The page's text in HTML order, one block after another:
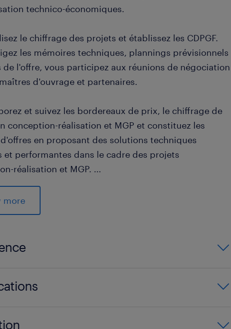
technico-économiques.
le chiffrage des projets et établissez les CDPGF.
les mémoires techniques, plannings prévisionnels
de l'offre, vous participez aux réunions de négociation
d'ouvrage et partenaires.
et suivez les bordereaux de prix, le chiffrage de
conception-réalisation et MGP et constituez les
en proposant des solutions techniques
et performantes dans le cadre des projets
réalisation et MGP. ...
répondez aux projets en lien avec les groupements
et de maîtrise d'œuvre et participez aux revues de
Bac+3 à Bac+5 dans le domaine du génie
en chiffrage oy en tant que Chargé d'Affaires CVC
more